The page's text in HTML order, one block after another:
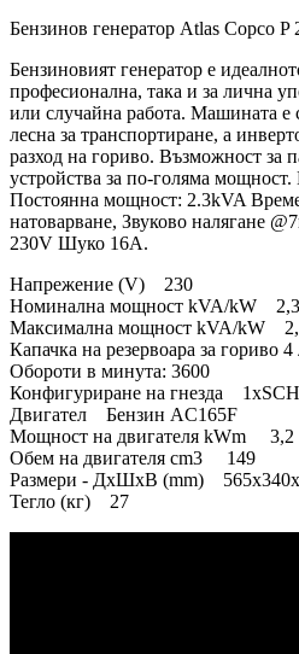
Бензинов генератор Atlas Copco P
Бензиновият генератор е
професионална, така и за лична
или случайна работа. Машината е
лесна за транспортиране, а
разход на гориво. Възможност за
устройства за по-голяма
Постоянна мощност: 2.3kVA
натоварване, Звуково налягане
230V Шуко 16A.
Напрежение (V) 230
Номинална мощност kVA/kW
Максимална мощност kVA/kW
Капачка на резервоара за гориво
Обороти в минута: 3600
Конфигуриране на гнезда
Двигател Бензин AC165F
Мощност на двигателя kWm 3,2
Обем на двигателя cm3 149
Размери - ДxШxВ (mm)
Тегло (кг) 27